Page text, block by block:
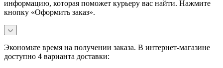
информацию, которая поможет курьеру вас найти. Нажмите
кнопку «Оформить заказ».
Экономьте время на получении заказа. В интернет-магазине
доступно 4 варианта доставки: